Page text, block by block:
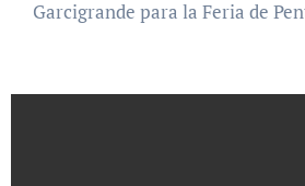
Garcigrande para la Feria de